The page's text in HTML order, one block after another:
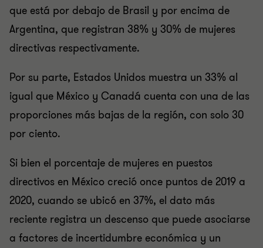
que está por debajo de Brasil y por encima de
Argentina, que registran 38% y 30% de mujeres
directivas respectivamente.
Por su parte, Estados Unidos muestra un 33% al
igual que México y Canadá cuenta con una de las
proporciones más bajas de la región, con solo 30
por ciento.
Si bien el porcentaje de mujeres en puestos
directivos en México creció once puntos de 2019 a
2020, cuando se ubicó en 37%, el dato más
reciente registra un descenso que puede asociarse
a factores de incertidumbre económica y un